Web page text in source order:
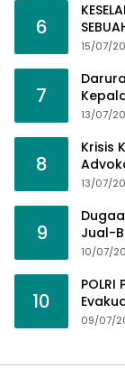
6
15/07/
7
13/07/
8
Krisis
demi
13/07/
9
Jual-
10/07/
10
09/07/